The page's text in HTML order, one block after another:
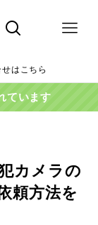
せはこちら
ています
カメラの
頼方法を